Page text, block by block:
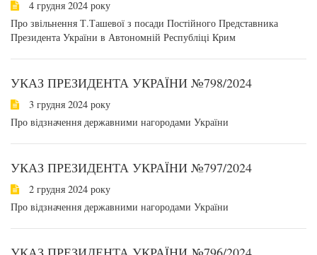
4 грудня 2024 року
Про звільнення Т.Ташевої з посади Постійного Представника
Президента України в Автономній Республіці Крим
УКАЗ ПРЕЗИДЕНТА УКРАЇНИ №798/2024
3 грудня 2024 року
Про відзначення державними нагородами України
УКАЗ ПРЕЗИДЕНТА УКРАЇНИ №797/2024
2 грудня 2024 року
Про відзначення державними нагородами України